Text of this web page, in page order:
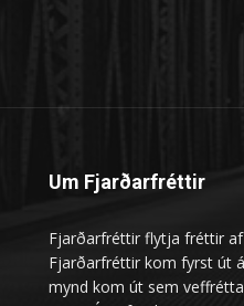
Um Fjarðarfréttir
Fjarðarfréttir flytja fréttir
Fjarðarfréttir kom fyrst út
mynd kom út sem